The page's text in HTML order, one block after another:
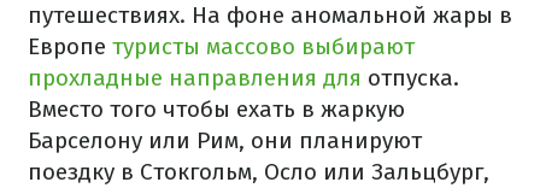
путешествиях. На фоне аномальной жары в
Европе туристы массово выбирают
прохладные направления для отпуска.
Вместо того чтобы ехать в жаркую
Барселону или Рим, они планируют
поездку в Стокгольм, Осло или Зальцбург,